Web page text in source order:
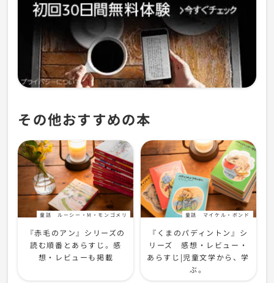
その他おすすめの本
童話 ルーシー・M・モンゴメリ
『赤毛のアン』シリーズの
読む順番とあらすじ。感
想・レビューも掲載
童話 マイケル・ボンド
『くまのパディントン』シ
リーズ 感想・レビュー・
あらすじ|児童文学から、学
ぶ。